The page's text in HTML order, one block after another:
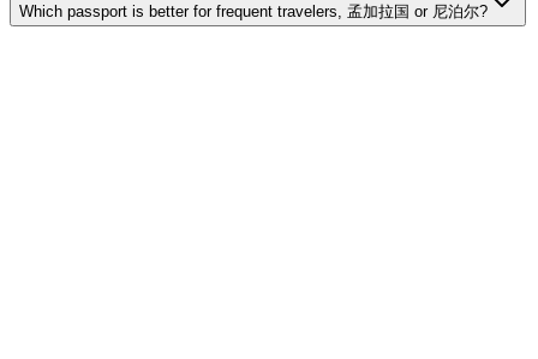
Which passport is better for frequent travelers, 孟加拉国 or 尼泊尔?